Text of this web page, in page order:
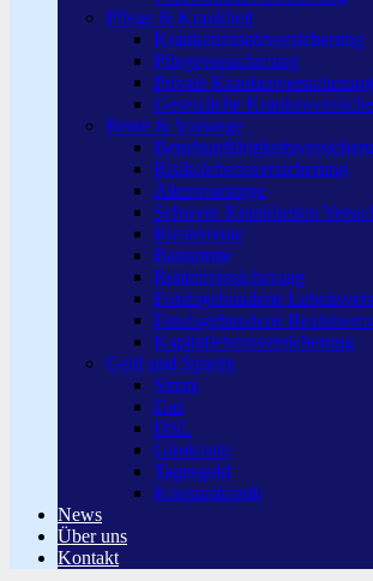
Pflege & Krankheit
Krankenzusatzversicherung
Pflegeversicherung
Private Krankenversicherung
Gesetzliche
Rente & Vorsorge
Risikolebensversicherung
Altersvorsorge
Schwere Krankheiten
Riesterrente
Basisrente
Rentenversicherung
Fondsgebundene
Fondsgebundene
Kapitallebensversicherung
Geld und Sparen
Strom
Gas
DSL
Girokonto
Tagesgeld
Konsumkredit
News
Über uns
Kontakt